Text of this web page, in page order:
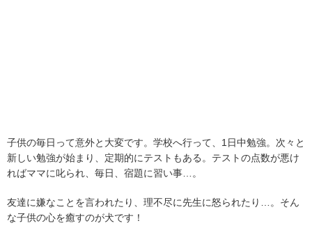
子供の毎日って意外と大変です。学校へ行って、1日中勉強。次々と
新しい勉強が始まり、定期的にテストもある。テストの点数が悪け
ればママに叱られ、毎日、宿題に習い事…。
友達に嫌なことを言われたり、理不尽に先生に怒られたり…。そん
な子供の心を癒すのが犬です！